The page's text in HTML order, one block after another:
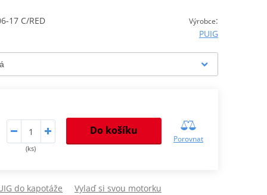
Výrobce:
PUIG
17 C/RED
(ks)
Do košíku
Porovnat
do kapotáže Vylaď si svou motorku